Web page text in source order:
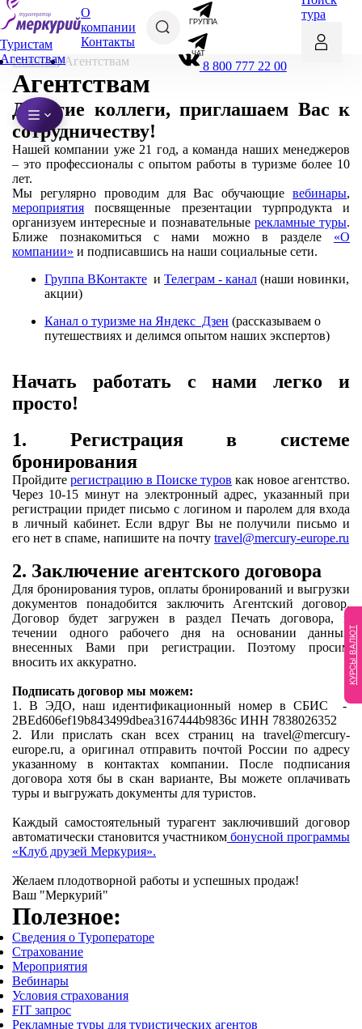
Туристам
Агентствам
О
компании
Контакты
ГРУППА
ЧАТ
8 800 777 22 00
тура
Главная Агентствам
Агентствам
Дорогие коллеги, приглашаем Вас к
сотрудничеству!
Нашей компании уже 21 год, а команда наших менеджеров
– это профессионалы с опытом работы в туризме более 10
лет.
Мы регулярно проводим для Вас обучающие вебинары,
мероприятия посвященные презентации турпродукта и
организуем интересные и познавательные рекламные туры.
Ближе познакомиться с нами можно в разделе «О
компании» и подписавшись на наши социальные сети.
Группа ВКонтакте и Телеграм - канал (наши новинки,
акции)
Канал о туризме на Яндекс Дзен (рассказываем о
путешествиях и делимся опытом наших экспертов)
Начать работать с нами легко и
просто!
1. Регистрация в системе
бронирования
Пройдите регистрацию в Поиске туров как новое агентство.
Через 10-15 минут на электронный адрес, указанный при
регистрации придет письмо с логином и паролем для входа
в личный кабинет. Если вдруг Вы не получили письмо и
его нет в спаме, напишите на почту travel@mercury-europe.ru
2. Заключение агентского договора
Для бронирования туров, оплаты бронирований и выгрузки
документов понадобится заключить Агентский договор.
Договор будет загружен в раздел Печать договора, в
течении одного рабочего дня на основании данных
внесенных Вами при регистрации. Поэтому просим
вносить их аккуратно.
Подписать договор мы можем:
1. В ЭДО, наш идентификационный номер в СБИС -
2BEd606ef19b843499dbea3167444b9836c ИНН 7838026352
2. Или прислать скан всех страниц на travel@mercury-
europe.ru, а оригинал отправить почтой России по адресу
указанному в контактах компании. После подписания
договора хотя бы в скан варианте, Вы можете оплачивать
туры и выгружать документы для туристов.
Каждый самостоятельный турагент заключивший договор
автоматически становится участником бонусной программы
«Клуб друзей Меркурия».
Желаем плодотворной работы и успешных продаж!
Ваш "Меркурий"
Полезное:
Сведения о Туроператоре
Страхование
Мероприятия
Вебинары
Условия страхования
FIT запрос
Рекламные туры для туристических агентов
КУРСЫ ВАЛЮТ